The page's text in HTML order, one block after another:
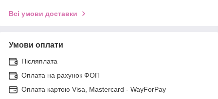
Всі умови доставки
Умови оплати
Післяплата
Оплата на рахунок ФОП
Оплата картою Visa, Mastercard - WayForPay